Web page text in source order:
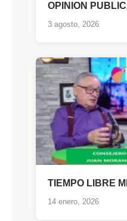
OPINION
3 agosto, 2026
TIEMPO LIBRE
14 enero, 2026